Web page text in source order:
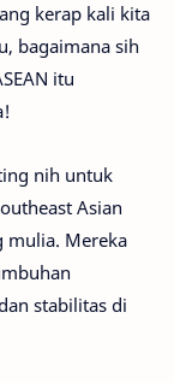
kerap kali kita
bagaimana sih
itu
nih untuk
Asian
mulia. Mereka
stabilitas di